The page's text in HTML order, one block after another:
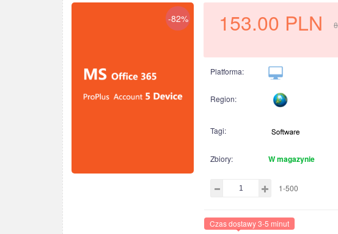
-82% 153.00 PLN
Platforma:
Region:
Tagi:
Zbiory: W magazynie
1-500
Czas dostawy 3-5 minut